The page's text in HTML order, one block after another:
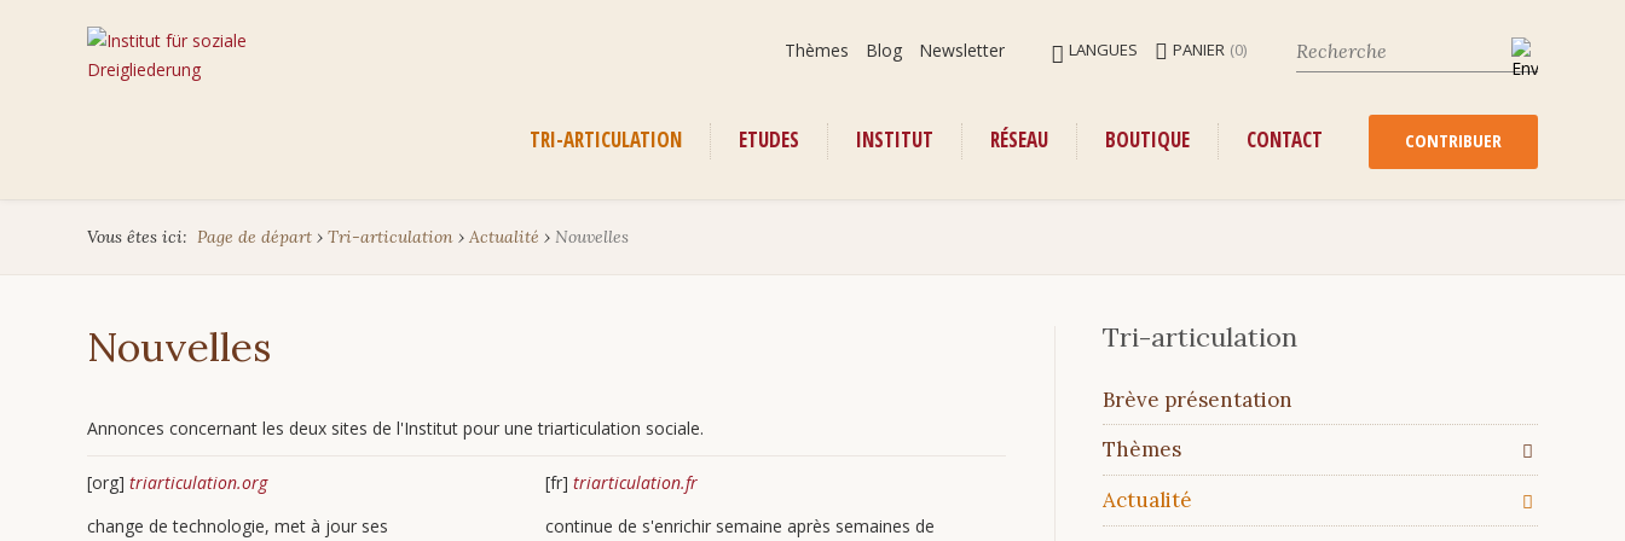
AU
LANGUES PANIER (0)
au
Thèmes Blog Newsletter
AllerTRI-ARTICULATION ETUDES INSTITUT RÉSEAU BOUTIQUE CONTACT
ALLER
CONTRIBUER
Vous êtes ici: Page de départ › Tri-articulation › Actualité › Nouvelles
Nouvelles
Annonces concernant les deux sites de l'Institut pour une triarticulation sociale.
[org] triarticulation.org
change de technologie, met à jour ses
[fr] triarticulation.fr
continue de s'enrichir semaine après semaines de
Tri-articulation
Aller
au
contenu
Brève présentation
Thèmes
Actualité